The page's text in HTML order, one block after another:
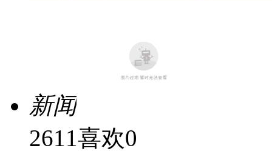
新闻
2611喜欢0